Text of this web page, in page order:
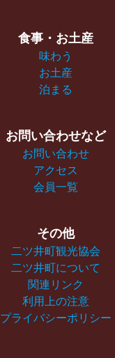
食事・お土産
味わう
お土産
泊まる
お問い合わせなど
お問い合わせ
アクセス
会員一覧
その他
二ツ井町観光協会
二ツ井町について
関連リンク
利用上の注意
プライバシーポリシー